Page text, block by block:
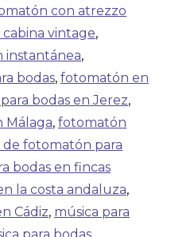
con atrezzo
vintage,
instantánea,
bodas, fotomatón en
bodas en Jerez,
Málaga, fotomatón
de fotomatón para
bodas en fincas
la costa andaluza,
Cádiz, música para